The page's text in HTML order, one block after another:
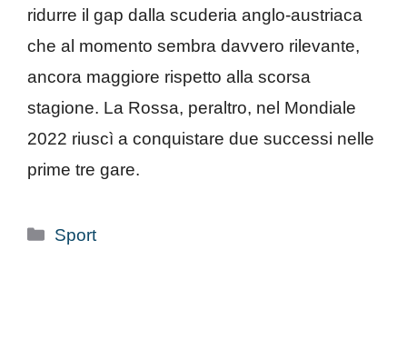
ridurre il gap dalla scuderia anglo-austriaca
che al momento sembra davvero rilevante,
ancora maggiore rispetto alla scorsa
stagione. La Rossa, peraltro, nel Mondiale
2022 riuscì a conquistare due successi nelle
prime tre gare.
Categorie
Sport